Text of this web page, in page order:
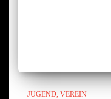
JUGEND VEREIN